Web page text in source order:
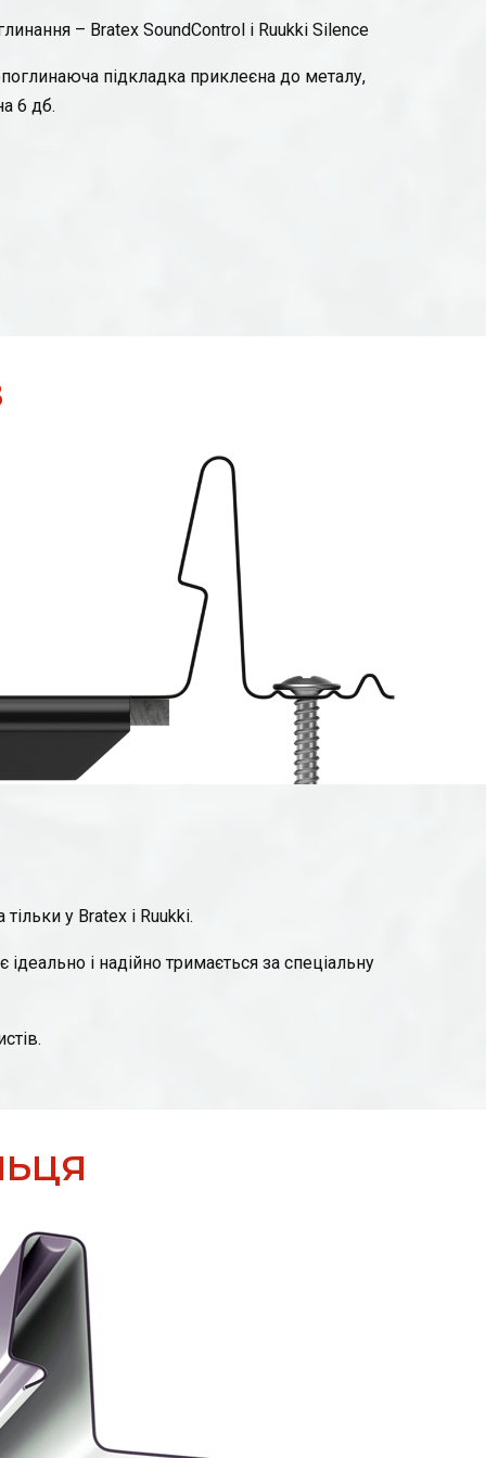
– Bratex SoundControl і Ruukki Silence
підкладка приклеєна до металу,
6 дб.
у Bratex і Ruukki.
і надійно тримається за спеціальну